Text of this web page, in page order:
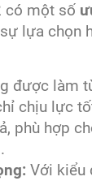
có một số
lựa chọn
được làm
chịu lực
phù hợp
Với kiểu